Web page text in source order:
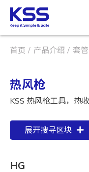
首页 产品介绍 套管
热风枪
KSS 热风枪工具，热
展开搜寻区块
HG